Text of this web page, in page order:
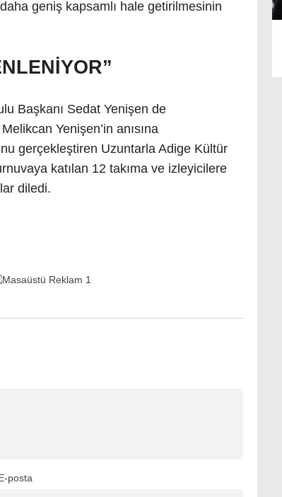
geniş kapsamlı hale getirilmesinin
Başkanı Sedat Yenişen de
Yenişen’in anısına
gerçekleştiren Uzuntarla Adige Kültür
katılan 12 takıma ve izleyicilere
diledi.
posta